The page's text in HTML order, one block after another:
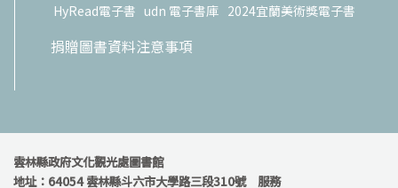
HyRead電子書 udn 電子書庫 2024宜蘭美術獎電子書
捐贈圖書資料注意事項
雲林縣政府文化觀光處圖書館
地址：64054 雲林縣斗六市大學路三段310號 服務